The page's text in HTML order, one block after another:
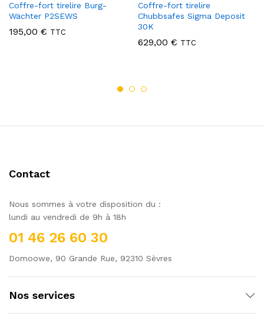
Coffre-fort tirelire Burg-
Wächter P2SEWS
195,00 € TTC
Coffre-fort tirelire
Chubbsafes Sigma Deposit
30K
629,00 € TTC
Contact
Nous sommes à votre disposition du :
lundi au vendredi de 9h à 18h
01 46 26 60 30
Domoowe, 90 Grande Rue, 92310 Sèvres
Nos services